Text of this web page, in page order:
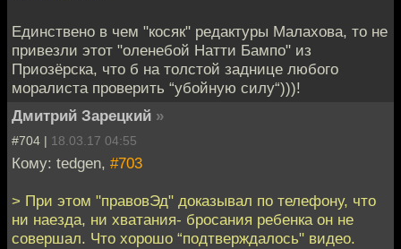
Единствено в чем "косяк" редактуры Малахова, то не
привезли этот "оленебой Натти Бампо" из
Приозёрска, что б на толстой заднице любого
моралиста проверить “убойную силу“)))!
Дмитрий Зарецкий »
#704 | 18.03.17 04:55
Кому: tedgen, #703
> При этом "правовЭд" доказывал по телефону, что
ни наезда, ни хватания- бросания ребенка он не
совершал. Что хорошо “подтверждалось" видео.